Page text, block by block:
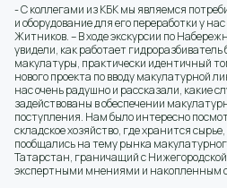
- С коллегами из КБК мы являемся
и оборудование для его переработки у
Житников. – В ходе экскурсии по
увидели, как работает
макулатуры, практически идентичный
нового проекта по вводу макулатурной
нас очень радушно и рассказали, какие
задействованы в обеспечении
поступления. Нам было интересно
складское хозяйство, где хранится
пообщались на тему рынка
Татарстан, граничащий с
экспертными мнениями и накопленным